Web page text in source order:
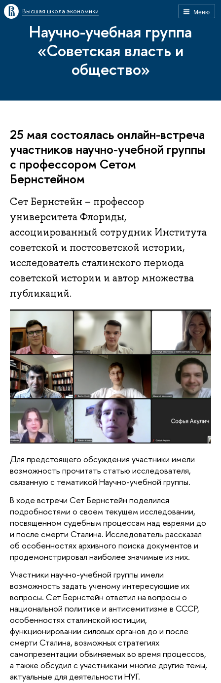
Меню
Высшая школа экономики
Научно-учебная группа
«Советская власть и
общество»
25 мая состоялась онлайн-встреча
участников научно-учебной группы
с профессором Сетом
Бернстейном
Сет Бернстейн – профессор
университета Флориды,
ассоциированный сотрудник Института
советской и постсоветской истории,
исследователь сталинского периода
советской истории и автор множества
публикаций.
Для предстоящего обсуждения участники имели
возможность прочитать статью исследователя,
связанную с тематикой Научно-учебной группы.
В ходе встречи Сет Бернстейн поделился
подробностями о своем текущем исследовании,
посвященном судебным процессам над евреями до
и после смерти Сталина. Исследователь рассказал
об особенностях архивного поиска документов и
продемонстрировал наиболее значимые из них.
Участники научно-учебной группы имели
возможность задать ученому интересующие их
вопросы. Сет Бернстейн ответил на вопросы о
национальной политике и антисемитизме в СССР,
особенностях сталинской юстиции,
функционировании силовых органов до и после
смерти Сталина, возможных стратегиях
самопрезентации обвиняемых во время процессов,
а также обсудил с участниками многие другие темы,
актуальные для деятельности НУГ.